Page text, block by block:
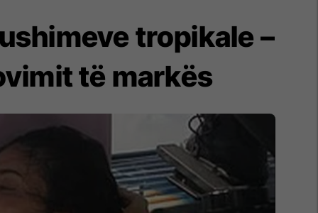
tropikale –
të markës